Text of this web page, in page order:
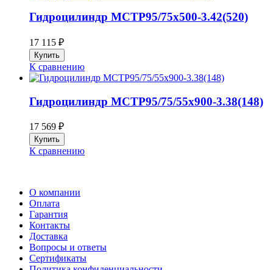
Гидроцилиндр МСТР95/75х500-3.42(520)
17 115 ₽
К сравнению
Гидроцилиндр МСТР95/75/55х900-3.38(148)
17 569 ₽
К сравнению
О компании
Оплата
Гарантия
Контакты
Доставка
Вопросы и ответы
Сертификаты